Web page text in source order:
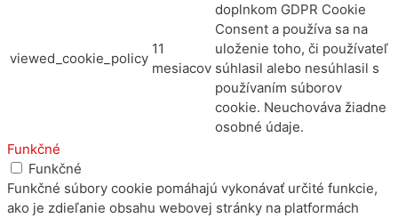
viewed_cookie_policy
11
mesiacov
doplnkom GDPR Cookie
Consent a používa sa na
uloženie toho, či používateľ
súhlasil alebo nesúhlasil s
používaním súborov
cookie. Neuchováva žiadne
osobné údaje.
Funkčné
Funkčné
Funkčné súbory cookie pomáhajú vykonávať určité funkcie,
ako je zdieľanie obsahu webovej stránky na platformách